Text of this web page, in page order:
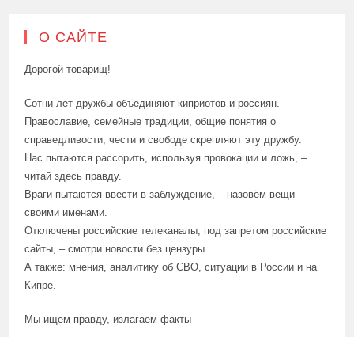
О САЙТЕ
Дорогой товарищ!
Сотни лет дружбы объединяют киприотов и россиян.
Православие, семейные традиции, общие понятия о
справедливости, чести и свободе скрепляют эту дружбу.
Нас пытаются рассорить, используя провокации и ложь, –
читай здесь правду.
Враги пытаются ввести в заблуждение, – назовём вещи
своими именами.
Отключены российские телеканалы, под запретом российские
сайты, – смотри новости без цензуры.
А также: мнения, аналитику об СВО, ситуации в России и на
Кипре.
Мы ищем правду, излагаем факты